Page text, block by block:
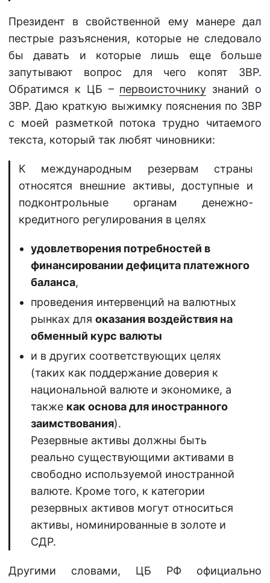
Президент в свойственной ему манере дал
пестрые разъяснения, которые не следовало
бы давать и которые лишь еще больше
запутывают вопрос для чего копят ЗВР.
Обратимся к ЦБ – первоисточнику знаний о
ЗВР. Даю краткую выжимку пояснения по ЗВР
с моей разметкой потока трудно читаемого
текста, который так любят чиновники:
К международным резервам страны
относятся внешние активы, доступные и
подконтрольные органам денежно-
кредитного регулирования в целях
удовлетворения потребностей в
финансировании дефицита платежного
баланса,
проведения интервенций на валютных
рынках для оказания воздействия на
обменный курс валюты
и в других соответствующих целях
(таких как поддержание доверия к
национальной валюте и экономике, а
также как основа для иностранного
заимствования).
Резервные активы должны быть
реально существующими активами в
свободно используемой иностранной
валюте. Кроме того, к категории
резервных активов могут относиться
активы, номинированные в золоте и
СДР.
Другими словами, ЦБ РФ официально